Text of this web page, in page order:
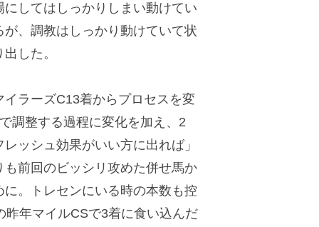
してはしっかりしまい動けてい
、調教はしっかり動けていて状
した。
ラーズC13着からプロセスを変
調整する過程に変化を加え、2
ッシュ効果がいい方に出れば」
も前回のビッシリ攻めた併せ馬か
。トレセンにいる時の本数も控
昨年マイルCSで3着に食い込んだ